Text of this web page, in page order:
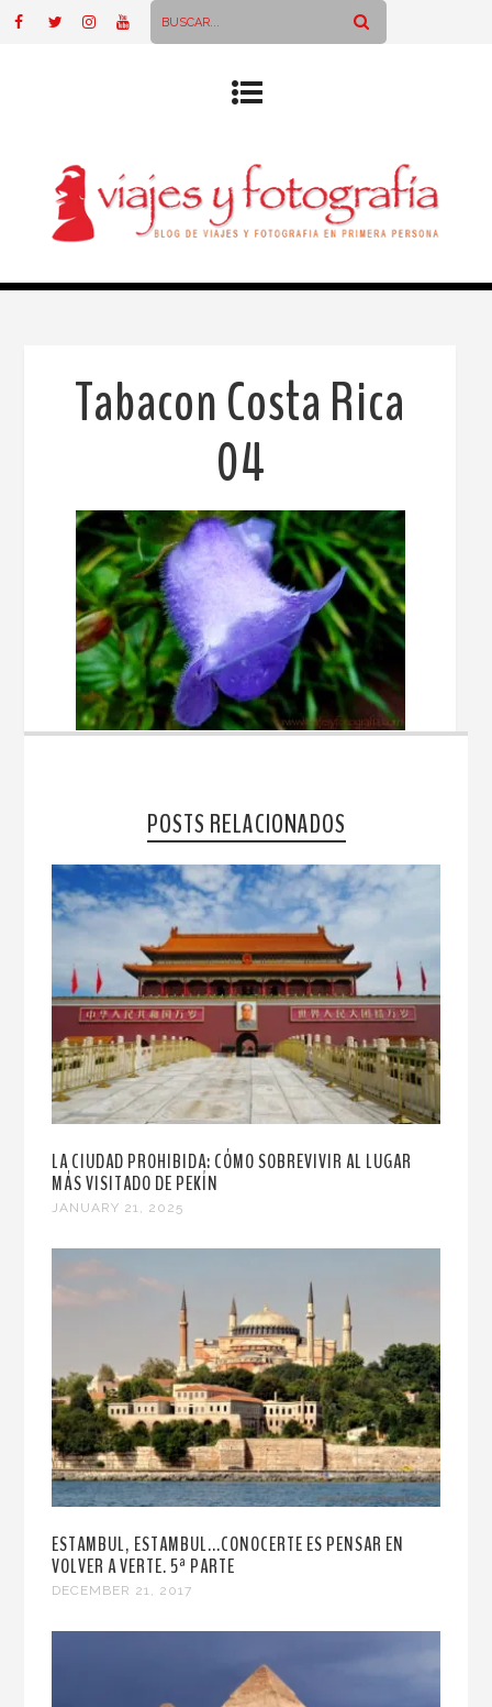
Tabacon Costa Rica
04
POSTS RELACIONADOS
LA CIUDAD PROHIBIDA: CÓMO SOBREVIVIR AL LUGAR
MÁS VISITADO DE PEKÍN
JANUARY 21, 2025
ESTAMBUL, ESTAMBUL...CONOCERTE ES PENSAR EN
VOLVER A VERTE. 5ª PARTE
DECEMBER 21, 2017